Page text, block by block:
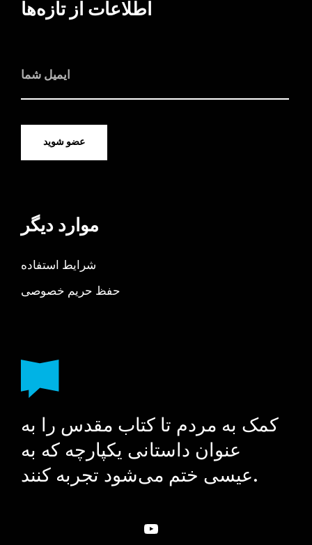
اطلاعات از تازه‌ها
عضو شوید
موارد دیگر
شرایط استفاده
حفظ حریم خصوصی
کمک به مردم تا کتاب مقدس را به
عنوان داستانی یکپارچه که به
عیسی ختم می‌شود تجربه کنند.